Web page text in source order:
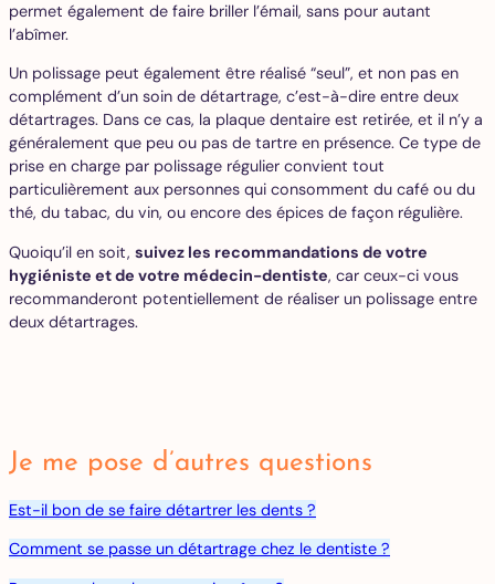
permet également de faire briller l’émail, sans pour autant
l’abîmer.
Un polissage peut également être réalisé “seul”, et non pas en
complément d’un soin de détartrage, c’est-à-dire entre deux
détartrages. Dans ce cas, la plaque dentaire est retirée, et il n’y a
généralement que peu ou pas de tartre en présence. Ce type de
prise en charge par polissage régulier convient tout
particulièrement aux personnes qui consomment du café ou du
thé, du tabac, du vin, ou encore des épices de façon régulière.
Quoiqu’il en soit, suivez les recommandations de votre
hygiéniste et de votre médecin-dentiste, car ceux-ci vous
recommanderont potentiellement de réaliser un polissage entre
deux détartrages.
Je me pose d’autres questions
Est-il bon de se faire détartrer les dents ?
Comment se passe un détartrage chez le dentiste ?